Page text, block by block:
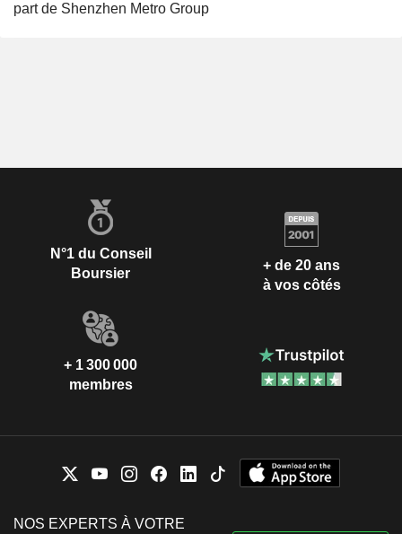
part de Shenzhen Metro Group
N°1 du Conseil
Boursier
+ de 20 ans
à vos côtés
+ 1 300 000
membres
NOS EXPERTS À VOTRE